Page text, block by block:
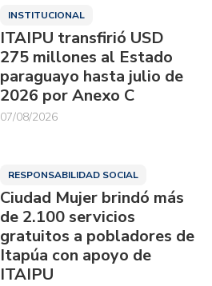
INSTITUCIONAL
ITAIPU transfirió USD
275 millones al Estado
paraguayo hasta julio de
2026 por Anexo C
07/08/2026
RESPONSABILIDAD SOCIAL
Ciudad Mujer brindó más
de 2.100 servicios
gratuitos a pobladores de
Itapúa con apoyo de
ITAIPU